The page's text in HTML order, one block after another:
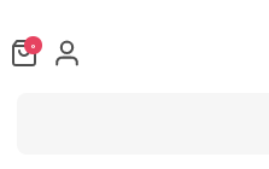
0